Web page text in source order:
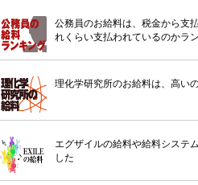
公務員のお給料は、税金から支
れくらい支払われているのかラ
理化学研究所のお給料は、高い
エグザイルの給料や給料システ
した